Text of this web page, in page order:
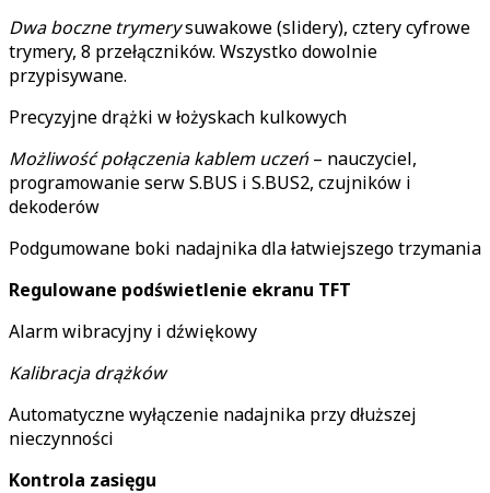
Dwa boczne trymerysuwakowe (slidery), cztery cyfrowe
trymery, 8 przełączników. Wszystko dowolnie
przypisywane.
Precyzyjne drążki w łożyskach kulkowych
Możliwość połączenia kablem uczeń– nauczyciel,
programowanie serw S.BUS i S.BUS2, czujników i
dekoderów
Podgumowane boki nadajnika dla łatwiejszego trzymania
Regulowane podświetlenie ekranu TFT
Alarm wibracyjny i dźwiękowy
Kalibracja drążków
Automatyczne wyłączenie nadajnika przy dłuższej
nieczynności
Kontrola zasięgu